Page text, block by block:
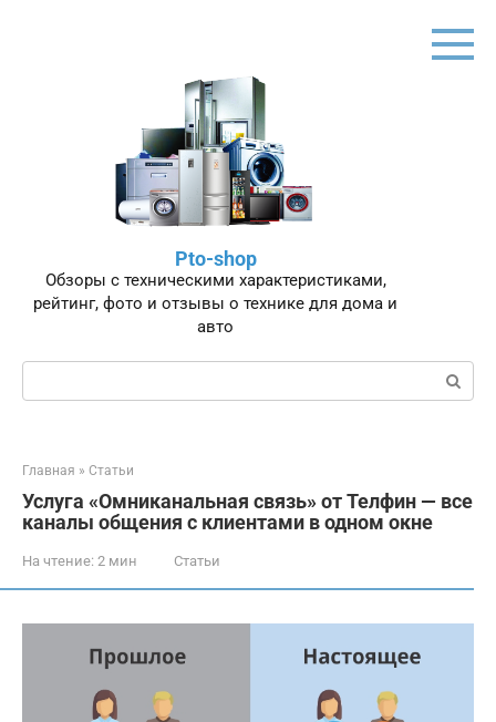
Pto-shop
Обзоры с техническими характеристиками,
рейтинг, фото и отзывы о технике для дома и
авто
Поиск:
Главная » Статьи
Услуга «Омниканальная связь» от Телфин — все
каналы общения с клиентами в одном окне
На чтение: 2 мин Статьи